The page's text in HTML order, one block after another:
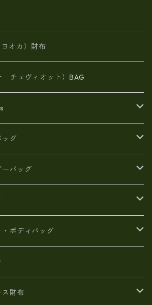
オカ）財布
チェヴィオット）BAG
レザー
ョルダー
ッグ
ーバッグ
・ボディバッグ
ス財布